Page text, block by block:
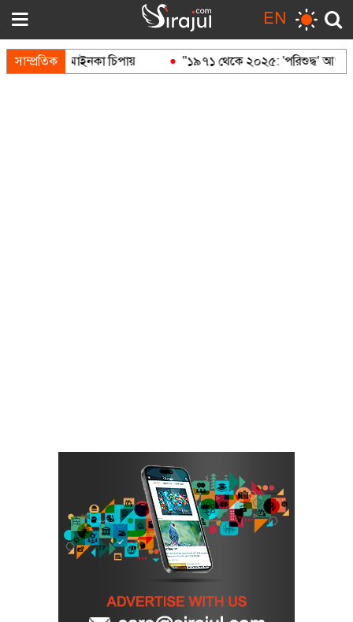
EN
সাম্প্রতিকমাইনকা চিপায় "১৯৭১ থেকে ২০২৫: 'পরিশুদ্ধ' আওয়ামী লীগ